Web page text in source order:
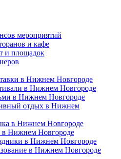
мероприятий
и кафе
и площадок
в Нижнем Новгороде
в Нижнем Новгороде
в Нижнем Новгороде
отдых в Нижнем
в Нижнем Новгороде
в Нижнем Новгороде
в Нижнем Новгороде
в Нижнем Новгороде